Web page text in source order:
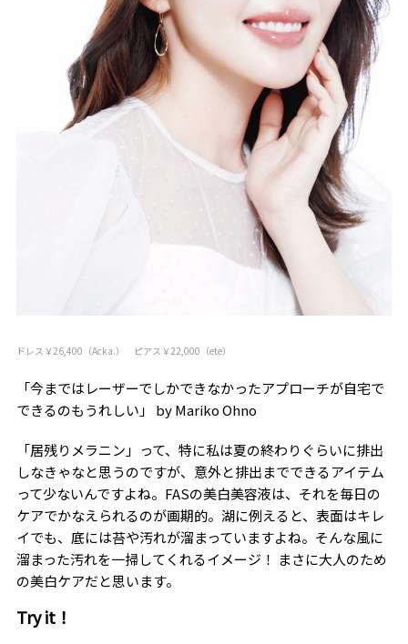
ドレス￥26,400（Acka.） ピアス￥22,000（ete）
「今まではレーザーでしかできなかったアプローチが自宅で
できるのもうれしい」 by Mariko Ohno
「居残りメラニン」って、特に私は夏の終わりぐらいに排出
しなきゃなと思うのですが、意外と排出までできるアイテム
って少ないんですよね。FASの美白美容液は、それを毎日の
ケアでかなえられるのが画期的。湖に例えると、表面はキレ
イでも、底には苔や汚れが溜まっていますよね。そんな風に
溜まった汚れを一掃してくれるイメージ！ まさに大人のため
の美白ケアだと思います。
Try it！